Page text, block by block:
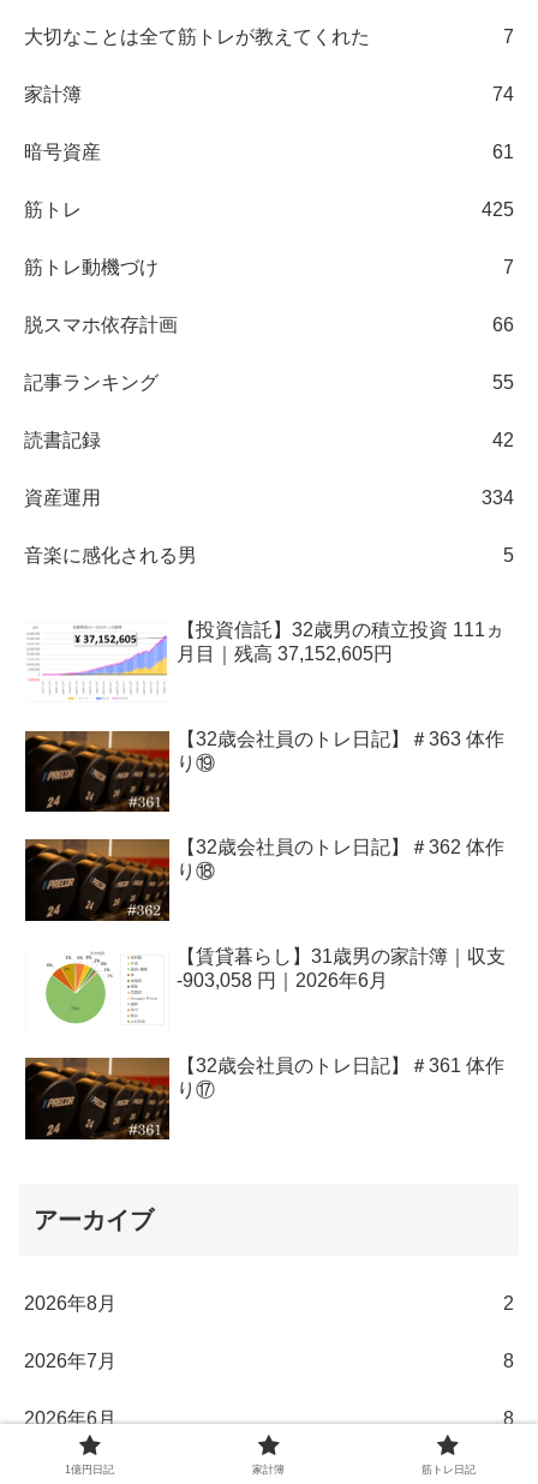
大切なことは全て筋トレが教えてくれた 7
家計簿 74
暗号資産 61
筋トレ 425
筋トレ動機づけ 7
脱スマホ依存計画 66
記事ランキング 55
読書記録 42
資産運用 334
音楽に感化される男 5
【投資信託】32歳男の積立投資 111ヵ
月目｜残高 37,152,605円
【32歳会社員のトレ日記】＃363 体作
り⑲
【32歳会社員のトレ日記】＃362 体作
り⑱
【賃貸暮らし】31歳男の家計簿｜収支
-903,058 円｜2026年6月
【32歳会社員のトレ日記】＃361 体作
り⑰
アーカイブ
2026年8月 2
2026年7月 8
2026年6月 8
2026年5月
1億円日記 家計簿 筋トレ日記